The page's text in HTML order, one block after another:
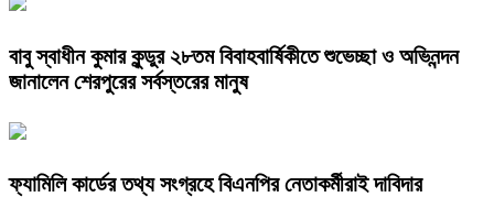
বাবু স্বাধীন কুমার কুন্ডুর ২৮তম বিবাহবার্ষিকীতে শুভেচ্ছা ও অভিনন্দন
জানালেন শেরপুরের সর্বস্তরের মানুষ
ফ্যামিলি কার্ডের তথ্য সংগ্রহে বিএনপির নেতাকর্মীরাই দাবিদার